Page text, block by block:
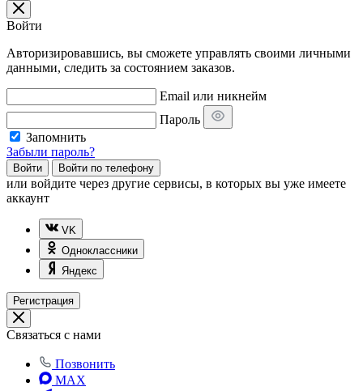
Войти
Авторизировавшись, вы сможете управлять своими личными
данными, следить за состоянием заказов.
Email или никнейм
Пароль
Запомнить
Забыли пароль?
Войти Войти по телефону
или войдите через другие сервисы, в которых вы уже имеете
аккаунт
VK
Одноклассники
Яндекс
Регистрация
Связаться с нами
Позвонить
MAX